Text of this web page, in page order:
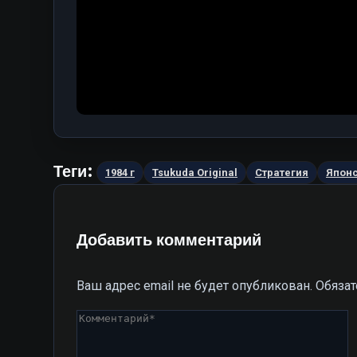
Теги: 1984 г Tsukuda Original Стратегия
Добавить комментарий
Ваш адрес email не будет опубликован.